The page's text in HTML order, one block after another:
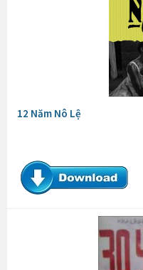
12 Năm Nô Lệ